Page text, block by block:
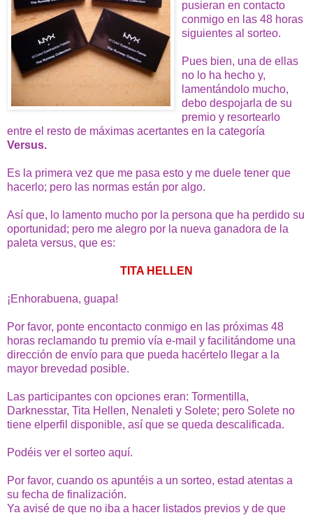
pusieran en contacto
conmigo en las 48 horas
siguientes al sorteo.
Pues bien, una de ellas
no lo ha hecho y,
lamentándolo mucho,
debo despojarla de su
premio y resortearlo
entre el resto de máximas acertantes en la categoría
Versus.
Es la primera vez que me pasa esto y me duele tener que
hacerlo; pero las normas están por algo.
Así que, lo lamento mucho por la persona que ha perdido su
oportunidad; pero me alegro por la nueva ganadora de la
paleta versus, que es:
TITA HELLEN
¡Enhorabuena, guapa!
Por favor, ponte encontacto conmigo en las próximas 48
horas reclamando tu premio vía e-mail y facilitándome una
dirección de envío para que pueda hacértelo llegar a la
mayor brevedad posible.
Las participantes con opciones eran: Tormentilla,
Darknesstar, Tita Hellen, Nenaleti y Solete; pero Solete no
tiene elperfil disponible, así que se queda descalificada.
Podéis ver el sorteo aquí.
Por favor, cuando os apuntéis a un sorteo, estad atentas a
su fecha de finalización.
Ya avisé de que no iba a hacer listados previos y de que